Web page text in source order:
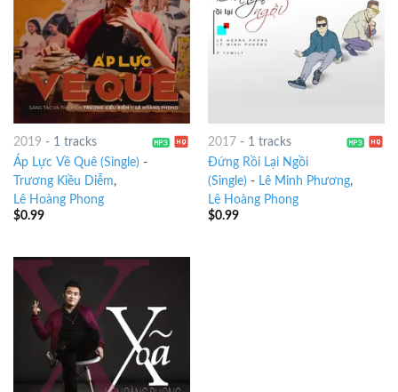
2019 - 1 tracks
Áp Lực Về Quê (Single) -
Trương Kiều Diễm,
Lê Hoàng Phong
$0.99
2017 - 1 tracks
Đứng Rồi Lại Ngồi
(Single) - Lê Minh Phương,
Lê Hoàng Phong
$0.99